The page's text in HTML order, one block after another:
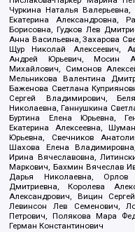
Чуркина Наталья
Екатерина Александровна,
Борисовна, Гудков Лев
Анна Васильевна, Захарова
Щур Николай Алексеевич,
Андрей Юрьевич, Мосин
Михайлович, Симонов
Мельникова Валентина
Баженова Светлана
Сергей Владимирович,
Николаевна, Ганнушкина
Буртина Елена Юрьевна,
Екатерина Алексеевна,
Юрьевна, Свечников
Шахова Елена
Ирина Вячеславовна,
Маркович, Бахмин Вячеслав
Дарья Николаевна, Орлов
Дмитриевна, Королева
Александрович, Вицин
Левинсон Лев Семенович,
Петрович, Полякова Мара
Герман Константинович